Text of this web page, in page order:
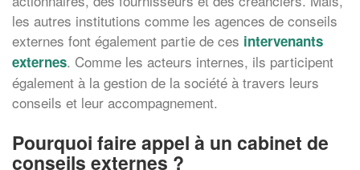
les autres institutions comme les agences de conseils
externes font également partie de ces intervenants
externes. Comme les acteurs internes, ils participent
également à la gestion de la société à travers leurs
conseils et leur accompagnement.
Pourquoi faire appel à un cabinet de
conseils externes ?